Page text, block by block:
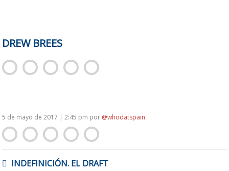
DREW BREES
5 de mayo de 2017 | 2:45 pm por @whodatspain
DEINDEFINICIÓN. EL DRAFT